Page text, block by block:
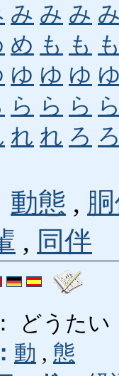
み み み
め も も
ゆ ゆ ゆ
ら ら ら
れ れ ろ
動態 ,
, 同伴
どうたい
動 , 態